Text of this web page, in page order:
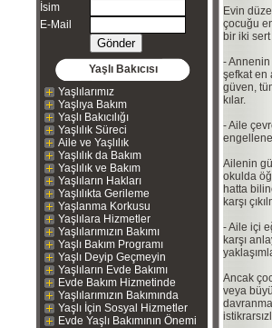
İsim
E-Mail
Yaşlı Bakıcısı
Yaşlılarımız
Yaşlıya Bakım
Yaşlı Bakıcılığı
Yaşlılık Süreci
Aile ve Yaşlılık
Yaşlılık da Bakım
Yaşlılık ve Bakım
Yaşlıların Hakları
Yaşlılıkta Gerileme
Yaşlanma Korkusu
Yaşlılara Hizmetler
Yaşlılarımızın Bakımı
Yaşlı Bakım Programı
Yaşlı Deyip Geçmeyin
Yaşlıların Evde Bakımı
Evde Bakım Hizmetinde
Yaşlılarımızın Bakımında
Yaşlı İçin Sosyal Hizmetler
Evde Yaşlı Bakımının Önemi
Evin
çocuğu
bir iki
-
şefkat en
güven,
kılar.
- Aile
Ailenin
okulda
hatta
karşı
- Aile içi
karşı
Ancak
veya